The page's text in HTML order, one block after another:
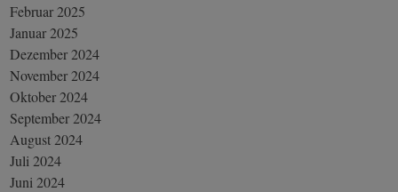
Februar 2025
Januar 2025
Dezember 2024
November 2024
Oktober 2024
September 2024
August 2024
Juli 2024
Juni 2024